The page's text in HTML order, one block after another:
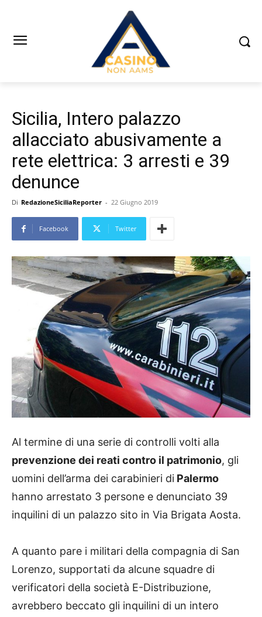
Sicilia, Intero palazzo
allacciato abusivamente a
rete elettrica: 3 arresti e 39
denunce
Di RedazioneSiciliaReporter - 22 Giugno 2019
Facebook Twitter
Al termine di una serie di controlli volti alla
prevenzione dei reati contro il patrimonio, gli
uomini dell’arma dei carabinieri di Palermo
hanno arrestato 3 persone e denunciato 39
inquilini di un palazzo sito in Via Brigata Aosta.
A quanto pare i militari della compagnia di San
Lorenzo, supportati da alcune squadre di
verificatori della società E-Distribuzione,
avrebbero beccato gli inquilini di un intero